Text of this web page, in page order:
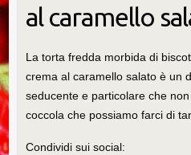
al caramello
La torta fredda morbida di
crema al caramello salato è un
seducente e particolare che
coccola che possiamo farci di
Condividi sui social: